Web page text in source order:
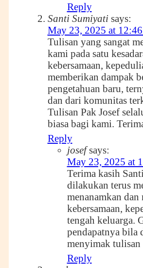
Reply
Santi Sumiyati says:
May 23, 2025 at
Tulisan yang sangat
kami pada satu
kebersamaan,
memberikan dampak
pengetahuan baru,
dan dari komunitas
Tulisan Pak Josef
biasa bagi kami.
Reply
josef says:
May 23, 2025 at
Terima kasih
dilakukan terus
menanamkan
kebersamaan,
tengah keluarga.
pendapatnya bila
menyimak tulisan
Reply